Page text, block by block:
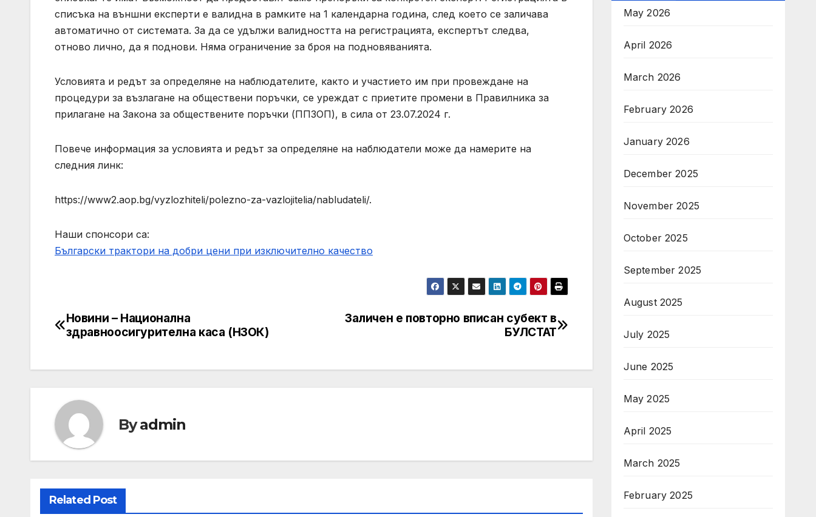
списъка на външни експерти е валидна в рамките на 1 календарна година, след което се заличава
автоматично от системата. За да се удължи валидността на регистрацията, експертът следва,
отново лично, да я поднови. Няма ограничение за броя на подновяванията.
Условията и редът за определяне на наблюдателите, както и участието им при провеждане на
процедури за възлагане на обществени поръчки, се уреждат с приетите промени в Правилника за
прилагане на Закона за обществените поръчки (ППЗОП), в сила от 23.07.2024 г.
Повече информация за условията и редът за определяне на наблюдатели може да намерите на
следния линк:
https://www2.aop.bg/vyzlozhiteli/polezno-za-vazlojitelia/nabludateli/.
Наши спонсори са:
Български трактори на добри цени при изключително качество
Post
Заличен е повторно вписан субект в
БУЛСТАТ
Новини – Национална
здравноосигурителна каса (НЗОК)
Byadmin
Related Post
May 2026
April 2026
March 2026
February 2026
January 2026
December 2025
November 2025
October 2025
September 2025
August 2025
July 2025
June 2025
May 2025
April 2025
March 2025
February 2025